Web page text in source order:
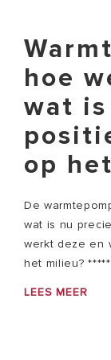
hoe
wat is
op
De
wat is nu
werkt deze en
het milieu?
LEES MEER